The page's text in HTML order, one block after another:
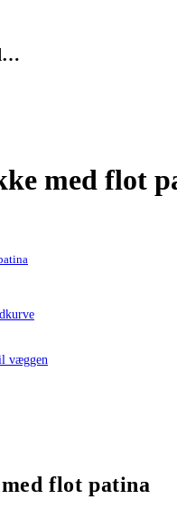
med flot
flot patina